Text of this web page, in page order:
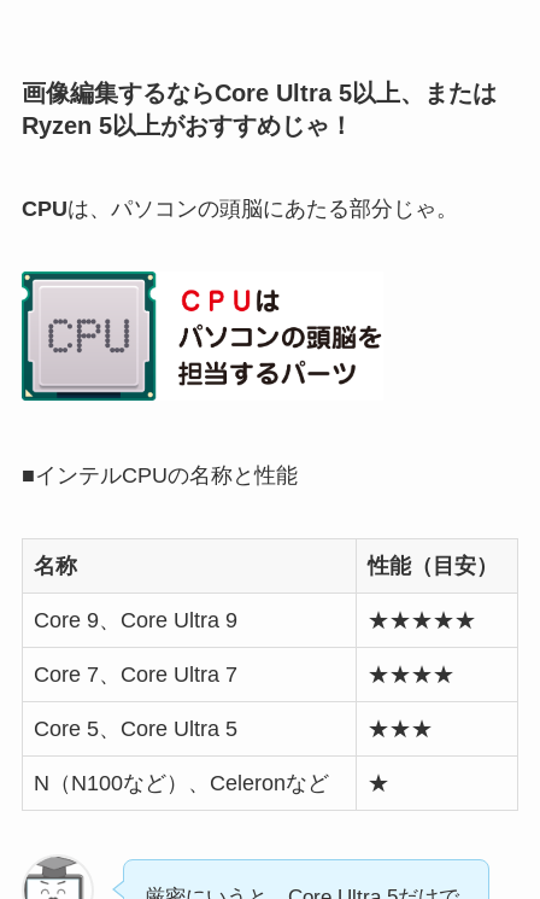
画像編集するならCore Ultra 5以上、または
Ryzen 5以上がおすすめじゃ！
CPUは、パソコンの頭脳にあたる部分じゃ。
■インテルCPUの名称と性能
名称 性能（目安）
Core 9、Core Ultra 9 ★★★★★
Core 7、Core Ultra 7 ★★★★
Core 5、Core Ultra 5 ★★★
N（N100など）、Celeronなど ★